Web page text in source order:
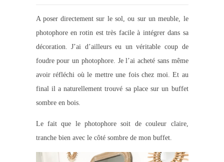
A poser directement sur le sol, ou sur un meuble, le
photophore en rotin est très facile à intégrer dans sa
décoration. J’ai d’ailleurs eu un véritable coup de
foudre pour un photophore. Je l’ai acheté sans même
avoir réfléchi où le mettre une fois chez moi. Et au
final il a naturellement trouvé sa place sur un buffet
sombre en bois.
Le fait que le photophore soit de couleur claire,
tranche bien avec le côté sombre de mon buffet.